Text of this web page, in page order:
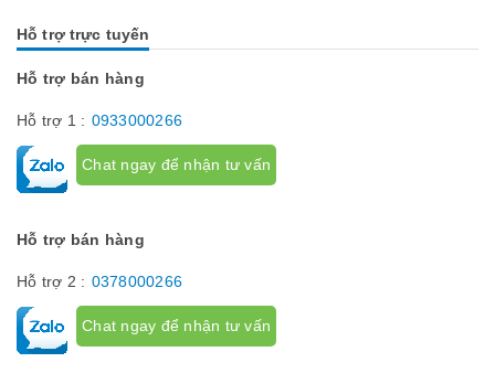
Hỗ trợ trực tuyến
Hỗ trợ bán hàng
Hỗ trợ 1 : 0933000266
Chat ngay để nhận tư vấn
Hỗ trợ bán hàng
Hỗ trợ 2 : 0378000266
Chat ngay để nhận tư vấn